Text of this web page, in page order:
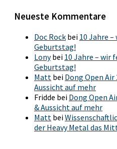
Neueste Kommentare
Doc Rock bei 10 Jahre
Geburtstag!
Lonybei 10 Jahre – wir
Geburtstag!
Matt bei Dong Open Air
Aussicht auf mehr
Fridde bei Dong Open
& Aussicht auf mehr
Matt bei
der Heavy Metal das